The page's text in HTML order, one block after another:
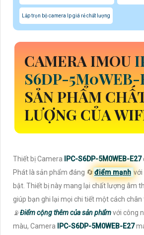
Lắp trọn bộ camera Ip giá rẻ chất lượng
CAMERA IMOU
S6DP-5M0WEB-
SẢN PHẨM
LƯỢNG CỦA
Thiết bị Camera IPC-S6DP-5M0WEB-E27
Phát là sản phẩm đáng 🔄điểm mạnh với
bật. Thiết bị này mang lại chất lượng âm
giúp bạn ghi lại mọi chi tiết một cách chân
📡Điểm cộng thêm của sản phẩmvới công
màu, Camera
IPC-S6DP-5M0WEB-E27